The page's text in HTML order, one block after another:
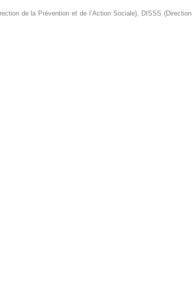
de la Prévention et de l’Action Sociale), DISSS (Direction